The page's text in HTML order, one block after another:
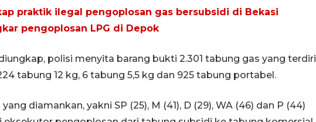
praktik ilegal pengoplosan gas bersubsidi di Bekasi
pengoplosan LPG di Depok
polisi menyita barang bukti 2.301 tabung gas yang terdiri
tabung 12 kg, 6 tabung 5,5 kg dan 925 tabung portabel.
diamankan, yakni ​SP (25), M (41), D (29), WA (46) dan P (44)